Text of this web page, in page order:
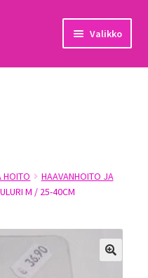
Valikko
HOITO
HAAVANHOITO JA
M / 25-40CM